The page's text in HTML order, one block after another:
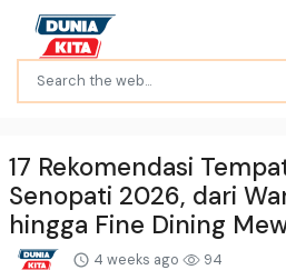
17 Rekomendasi
Senopati 2026, dari
hingga Fine Dining
4 weeks ago 94